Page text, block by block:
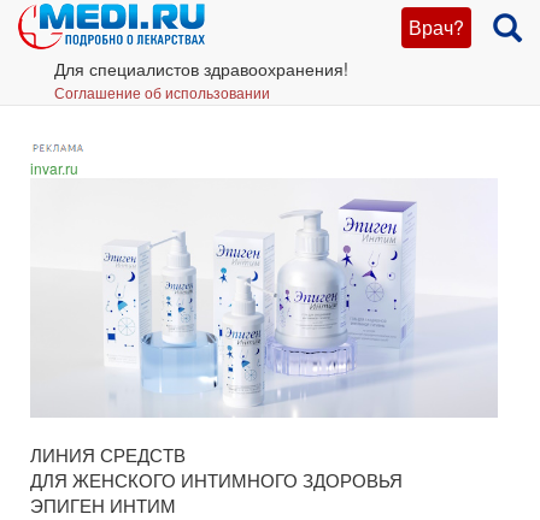
Врач?
Для специалистов здравоохранения!
Соглашение об использовании
invar.ru
ЛИНИЯ СРЕДСТВ
ДЛЯ ЖЕНСКОГО ИНТИМНОГО ЗДОРОВЬЯ
ЭПИГЕН ИНТИМ